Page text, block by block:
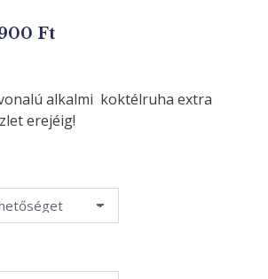
Ft.
FtCurrent
19900 Ft.
alkalmi koktélruha extra
erejéig!